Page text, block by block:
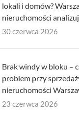
lokali i domów?
nieruchomości
30 czerwca 2026
Brak windy w bloku –
problem przy
nieruchomości
23 czerwca 2026